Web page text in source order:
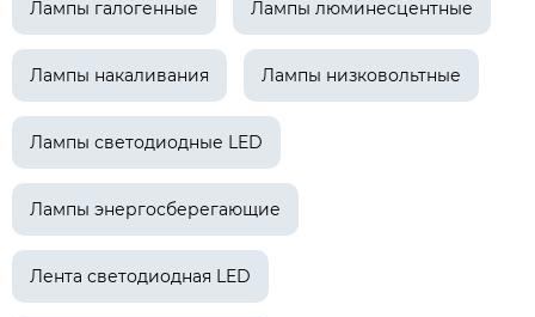
Лампы галогенные Лампы люминесцентные
Лампы накаливания Лампы низковольтные
Лампы светодиодные LED
Лампы энергосберегающие
Лента светодиодная LED